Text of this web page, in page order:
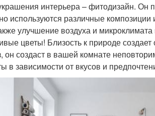
интерьера – фитодизайн. Он
используются различные
улучшение воздуха и
цветы! Близость к природе
он создаст в вашей комнате
в зависимости от вкусов и